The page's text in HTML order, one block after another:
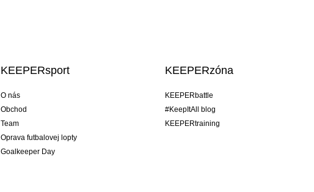
KEEPERsport
O nás
Obchod
Team
Oprava futbalovej lopty
Goalkeeper Day
KEEPERzóna
KEEPERbattle
#KeepItAll blog
KEEPERtraining